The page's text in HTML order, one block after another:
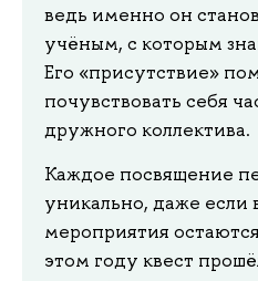
ведь именно он
учёным, с которым
Его «присутствие»
почувствовать себя
дружного коллектива.
Каждое посвящение
уникально, даже если
мероприятия
этом году квест